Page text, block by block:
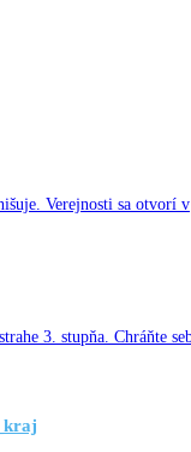
Verejnosti sa otvorí v
3. stupňa. Chráňte